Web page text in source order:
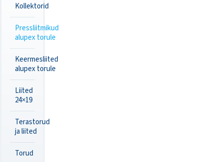
Kollektorid
Pressliitmikud
alupex torule
Keermesliited
alupex torule
Liited
24×19
Terastorud
ja liited
Torud